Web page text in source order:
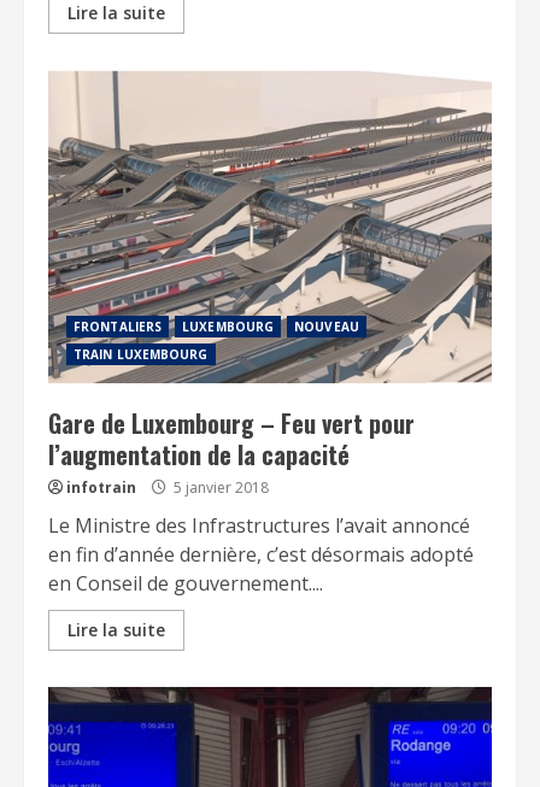
Lire la suite
FRONTALIERS LUXEMBOURG
NOUVEAU
TRAIN LUXEMBOURG
Gare de Luxembourg – Feu vert pour
l’augmentation de la capacité
infotrain 5 janvier 2018
Le Ministre des Infrastructures l’avait annoncé
en fin d’année dernière, c’est désormais adopté
en Conseil de gouvernement....
Lire la suite